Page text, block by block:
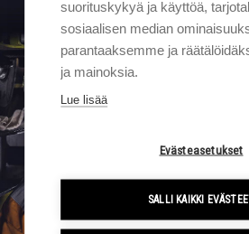
Subscribe to Sigma Trukit
suorituskykyä ja käyttöä,
sosiaalisen median
parantaaksemme ja
ja mainoksia.
Lue lisää
Evästeasetukset
SALLI KAIKKI